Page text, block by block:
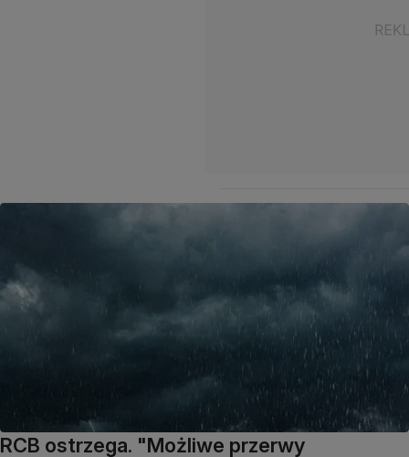
RCB ostrzega. "Możliwe przerwy